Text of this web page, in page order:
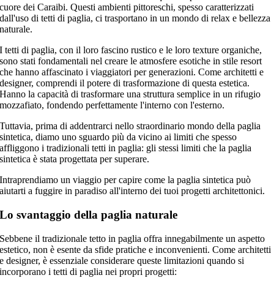
cuore dei Caraibi. Questi ambienti pittoreschi, spesso caratterizzati
dall'uso di tetti di paglia, ci trasportano in un mondo di relax e bellezza
naturale.
I tetti di paglia, con il loro fascino rustico e le loro texture organiche,
sono stati fondamentali nel creare le atmosfere esotiche in stile resort
che hanno affascinato i viaggiatori per generazioni. Come architetti e
designer, comprendi il potere di trasformazione di questa estetica.
Hanno la capacità di trasformare una struttura semplice in un rifugio
mozzafiato, fondendo perfettamente l'interno con l'esterno.
Tuttavia, prima di addentrarci nello straordinario mondo della paglia
sintetica, diamo uno sguardo più da vicino ai limiti che spesso
affliggono i tradizionali tetti in paglia: gli stessi limiti che la paglia
sintetica è stata progettata per superare.
Intraprendiamo un viaggio per capire come la paglia sintetica può
aiutarti a fuggire in paradiso all'interno dei tuoi progetti architettonici.
Lo svantaggio della paglia naturale
Sebbene il tradizionale tetto in paglia offra innegabilmente un aspetto
estetico, non è esente da sfide pratiche e inconvenienti. Come architetti
e designer, è essenziale considerare queste limitazioni quando si
incorporano i tetti di paglia nei propri progetti: